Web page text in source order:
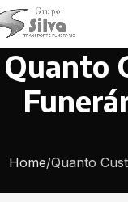
Quanto
Home Quanto